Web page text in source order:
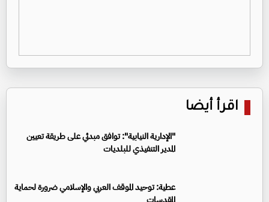
اقرأ أيضا
"الإدارية النيابية": توافق مبدئي على طريقة تعيين
المدير التنفيذي للبلديات
عطية: توحيد الموقف العربي والإسلامي ضرورة لحماية